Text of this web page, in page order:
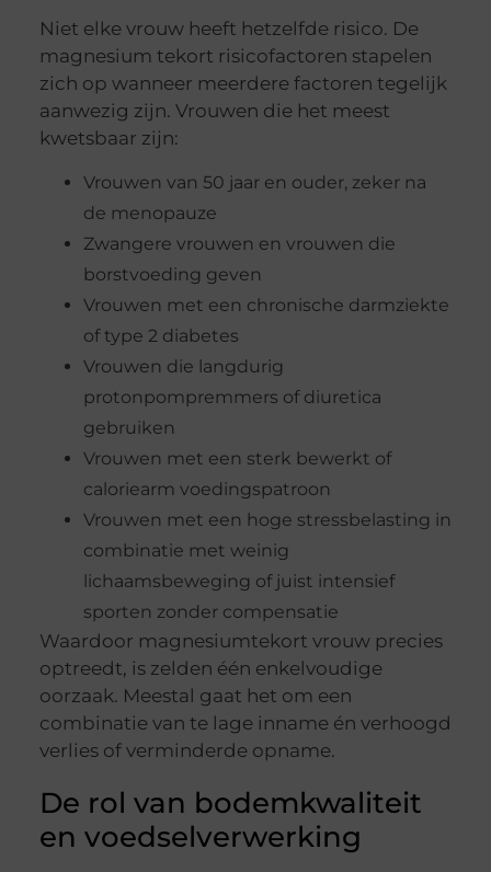
Niet elke vrouw heeft hetzelfde risico. De
magnesium tekort risicofactoren stapelen
zich op wanneer meerdere factoren tegelijk
aanwezig zijn. Vrouwen die het meest
kwetsbaar zijn:
Vrouwen van 50 jaar en ouder, zeker na
de menopauze
Zwangere vrouwen en vrouwen die
borstvoeding geven
Vrouwen met een chronische darmziekte
of type 2 diabetes
Vrouwen die langdurig
protonpompremmers of diuretica
gebruiken
Vrouwen met een sterk bewerkt of
caloriearm voedingspatroon
Vrouwen met een hoge stressbelasting in
combinatie met weinig
lichaamsbeweging of juist intensief
sporten zonder compensatie
Waardoor magnesiumtekort vrouw precies
optreedt, is zelden één enkelvoudige
oorzaak. Meestal gaat het om een
combinatie van te lage inname én verhoogd
verlies of verminderde opname.
De rol van bodemkwaliteit
en voedselverwerking